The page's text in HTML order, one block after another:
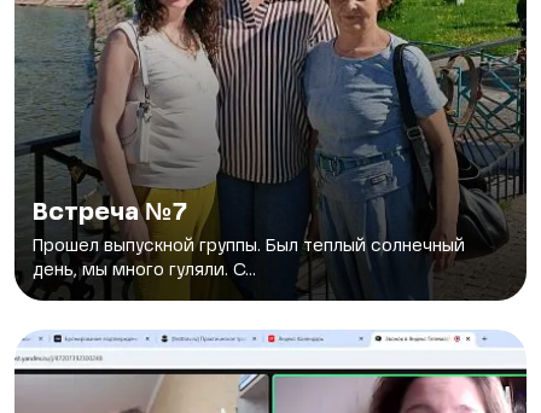
Встреча №7
Прошел выпускной группы. Был теплый солнечный
день, мы много гуляли. С...